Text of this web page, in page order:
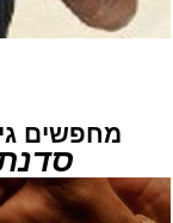
מחפשים